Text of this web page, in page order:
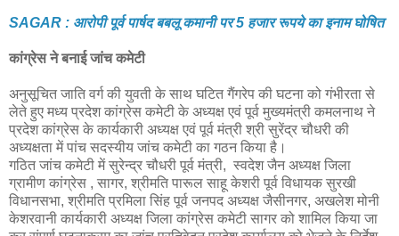
SAGAR : आरोपी पूर्व पार्षद बबलू कमानी पर 5 हजार रूपये का इनाम घोषित
कांग्रेस ने बनाई जांच कमेटी
अनुसूचित जाति वर्ग की युवती के साथ घटित गैंगरेप की घटना को गंभीरता से
लेते हुए मध्य प्रदेश कांग्रेस कमेटी के अध्यक्ष एवं पूर्व मुख्यमंत्री कमलनाथ ने
प्रदेश कांग्रेस के कार्यकारी अध्यक्ष एवं पूर्व मंत्री श्री सुरेंद्र चौधरी की
अध्यक्षता में पांच सदस्यीय जांच कमेटी का गठन किया है।
गठित जांच कमेटी में सुरेन्द्र चौधरी पूर्व मंत्री, स्वदेश जैन अध्यक्ष जिला
ग्रामीण कांग्रेस , सागर, श्रीमति पारूल साहू केशरी पूर्व विधायक सुरखी
विधानसभा, श्रीमति प्रमिला सिंह पूर्व जनपद अध्यक्ष जैसीनगर, अखलेश मोनी
केशरवानी कार्यकारी अध्यक्ष जिला कांग्रेस कमेटी सागर को शामिल किया जा